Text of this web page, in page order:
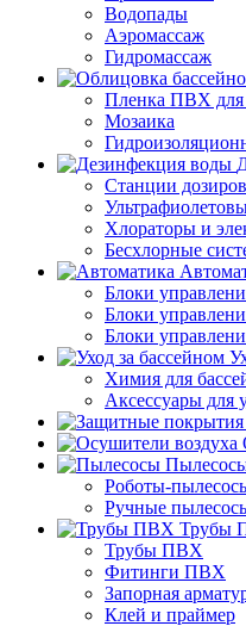
Водопады
Аэромассаж
Гидромассаж
Пленка ПВХ для
Мозаика
Станции
Хлораторы и
Бесхлорные
Блоки
Блоки
Блоки
Химия для
Аксессуары для
Роботы-
Ручные
Трубы
Трубы ПВХ
Фитинги ПВХ
Запорная
Клей и праймер